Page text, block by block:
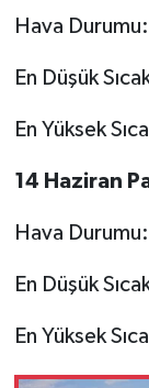
Hava
En Düşük
En Yüksek
14 Haziran
Hava
En Düşük
En Yüksek